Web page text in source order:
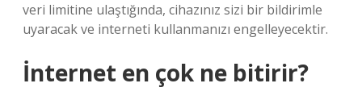
veri limitine ulaştığında, cihazınız sizi bir bildirimle
uyaracak ve interneti kullanmanızı engelleyecektir.
İnternet en çok ne bitirir?